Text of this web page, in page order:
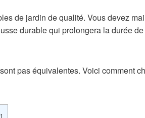
de jardin de qualité. Vous devez
durable qui prolongera la durée
pas équivalentes. Voici comment